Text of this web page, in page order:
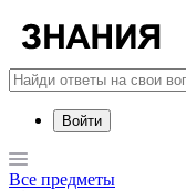
Войти
Все предметы